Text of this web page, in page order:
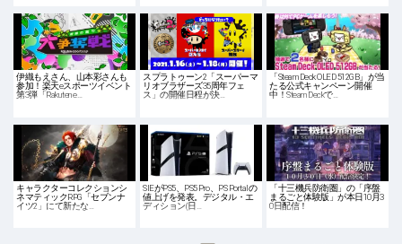
伊織もえさん、山本彩さんも
参加！楽天eスポーツイベント
第3弾「Rakuten e…
スプラトゥーン2「スーパーマ
リオブラザーズ35周年フェ
ス」の開催日程が決…
「Steam Deck OLED 512GB」が当
たる公式キャンペーン開催
中！Steam Deckで…
キャラクターコレクションシ
ネマティックRPG「セブンナ
イツ2」にて新たな…
SIEがPS5、PS5 Pro、PS Portalの
値上げを発表。デジタル・エ
ディション(日…
「十三機兵防衛圏」の「序盤
まるごと体験版」が本日10月3
0日配信！